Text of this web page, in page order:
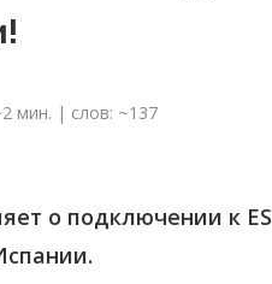
мин. | слов: ~137
о подключении к